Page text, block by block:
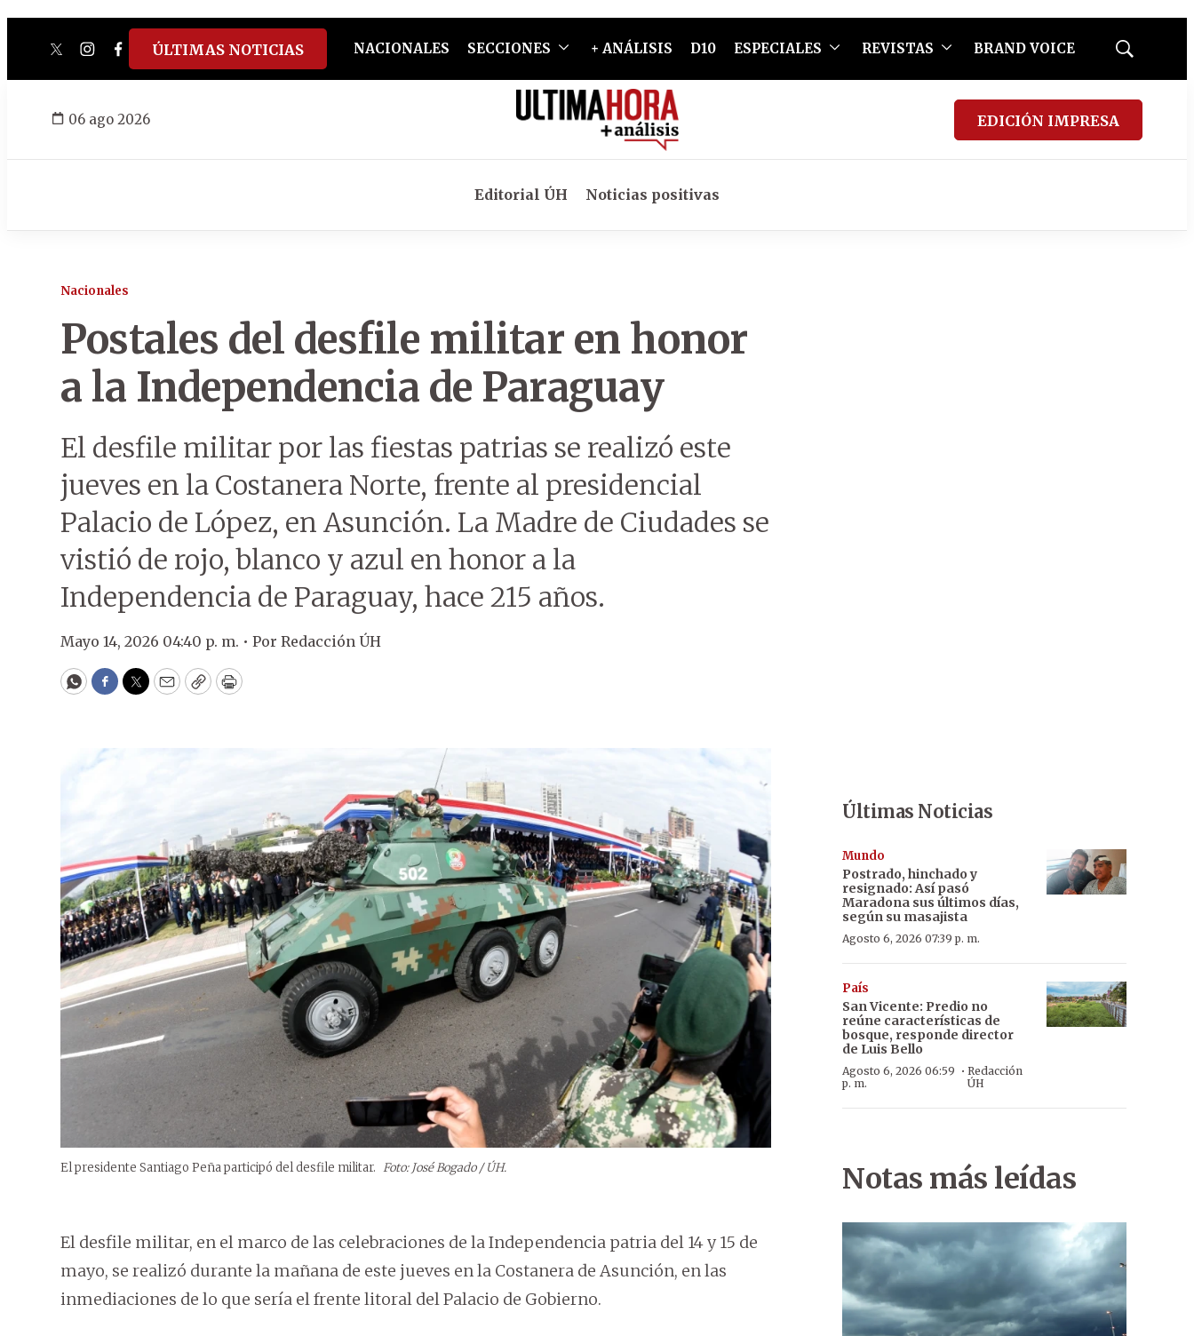
twitterinstagram
facebook
tiktokyoutube
spotify
ÚLTIMAS NOTICIAS NACIONALES SECCIONES + ANÁLISIS D10 ESPECIALES REVISTAS BRAND VOICE
Mostrar
06 ago 2026 EDICIÓN IMPRESA
Editorial ÚH Noticias positivas
Nacionales
Postales del desfile militar en honor
a la Independencia de Paraguay
El desfile militar por las fiestas patrias se realizó este
jueves en la Costanera Norte, frente al presidencial
Palacio de López, en Asunción. La Madre de Ciudades se
vistió de rojo, blanco y azul en honor a la
Independencia de Paraguay, hace 215 años.
Mayo 14, 2026 04:40 p. m. • Por Redacción ÚH
WhatsApp
Facebook
Twitter
EmailCopyPrint
El presidente Santiago Peña participó del desfile militar. Foto: José Bogado / ÚH.
El desfile militar, en el marco de las celebraciones de la Independencia patria del 14 y 15 de
mayo, se realizó durante la mañana de este jueves en la Costanera de Asunción, en las
inmediaciones de lo que sería el frente litoral del Palacio de Gobierno.
Últimas Noticias
Mundo
Postrado, hinchado y
resignado: Así pasó
Maradona sus últimos días,
según su masajista
Agosto 6, 2026 07:39 p. m.
País
San Vicente: Predio no
reúne características de
bosque, responde director
de Luis Bello
Agosto 6, 2026 06:59
p. m.
· Redacción
ÚH
Notas más leídas